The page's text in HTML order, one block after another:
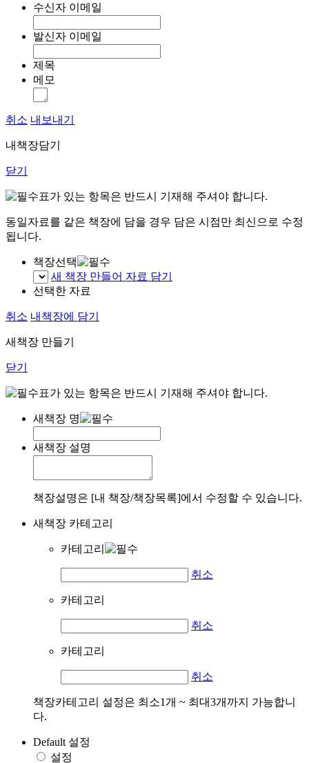
수신자 이메일
발신자 이메일
제목
메모
취소 내보내기
내책장담기
닫기
표가 있는 항목은 반드시 기재해 주셔야 합니다.
동일자료를 같은 책장에 담을 경우 담은 시점만 최신으로 수정
됩니다.
책장선택
새 책장 만들어 자료 담기
선택한 자료
취소 내책장에 담기
새책장 만들기
닫기
표가 있는 항목은 반드시 기재해 주셔야 합니다.
새책장 명
새책장 설명
책장설명은 [내 책장/책장목록]에서 수정할 수 있습니다.
새책장 카테고리
카테고리
취소
카테고리
취소
카테고리
취소
책장카테고리 설정은 최소1개 ~ 최대3개까지 가능합니
다.
Default 설정
설정